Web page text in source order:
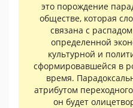
это порождение
обществе, которая
связана с
определенной
культурной и
сформировавшейся в
время.
атрибутом
он будет